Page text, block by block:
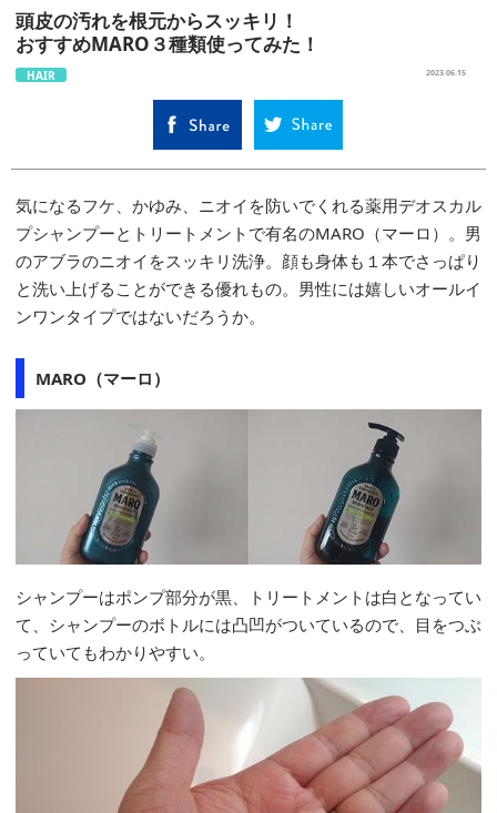
頭皮の汚れを根元からスッキリ！
おすすめMARO３種類使ってみた！
HAIR 2023.06.15
気になるフケ、かゆみ、ニオイを防いでくれる薬用デオスカル
プシャンプーとトリートメントで有名のMARO（マーロ）。男
のアブラのニオイをスッキリ洗浄。顔も身体も１本でさっぱり
と洗い上げることができる優れもの。男性には嬉しいオールイ
ンワンタイプではないだろうか。
MARO（マーロ）
シャンプーはポンプ部分が黒、トリートメントは白となってい
て、シャンプーのボトルには凸凹がついているので、目をつぶ
っていてもわかりやすい。